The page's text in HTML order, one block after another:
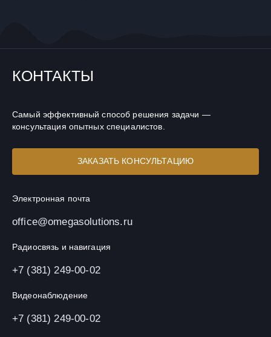
КОНТАКТЫ
Самый эффективный способ решения задачи —
консультация опытных специалистов.
ЗАКАЗАТЬ КОНСУЛЬТАЦИЮ
Электронная почта
office@omegasolutions.ru
Радиосвязь и навигация
+7 (381) 249-00-02
Видеонаблюдение
+7 (381) 249-00-02